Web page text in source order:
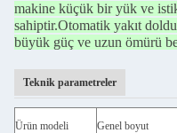
makine küçük bir yük ve
sahiptir.Otomatik yakıt
büyük güç ve uzun ömürü
Teknik parametreler
Ürün modeli Genel boyut